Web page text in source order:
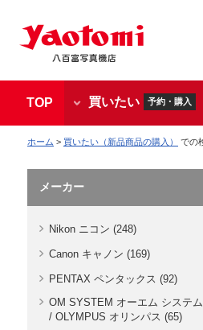
TOP 買いたい 予約・購入
ホーム > 買いたい（新品商品の購入） での
メーカー
Nikon ニコン (248)
Canon キャノン (169)
PENTAX ペンタックス (92)
OM SYSTEM オーエム システム
/ OLYMPUS オリンパス (65)